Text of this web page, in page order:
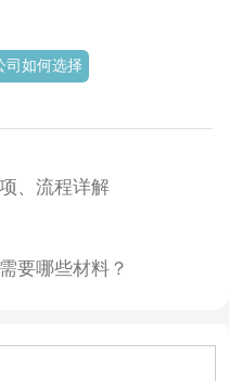
司如何选择
、流程详解
要哪些材料？